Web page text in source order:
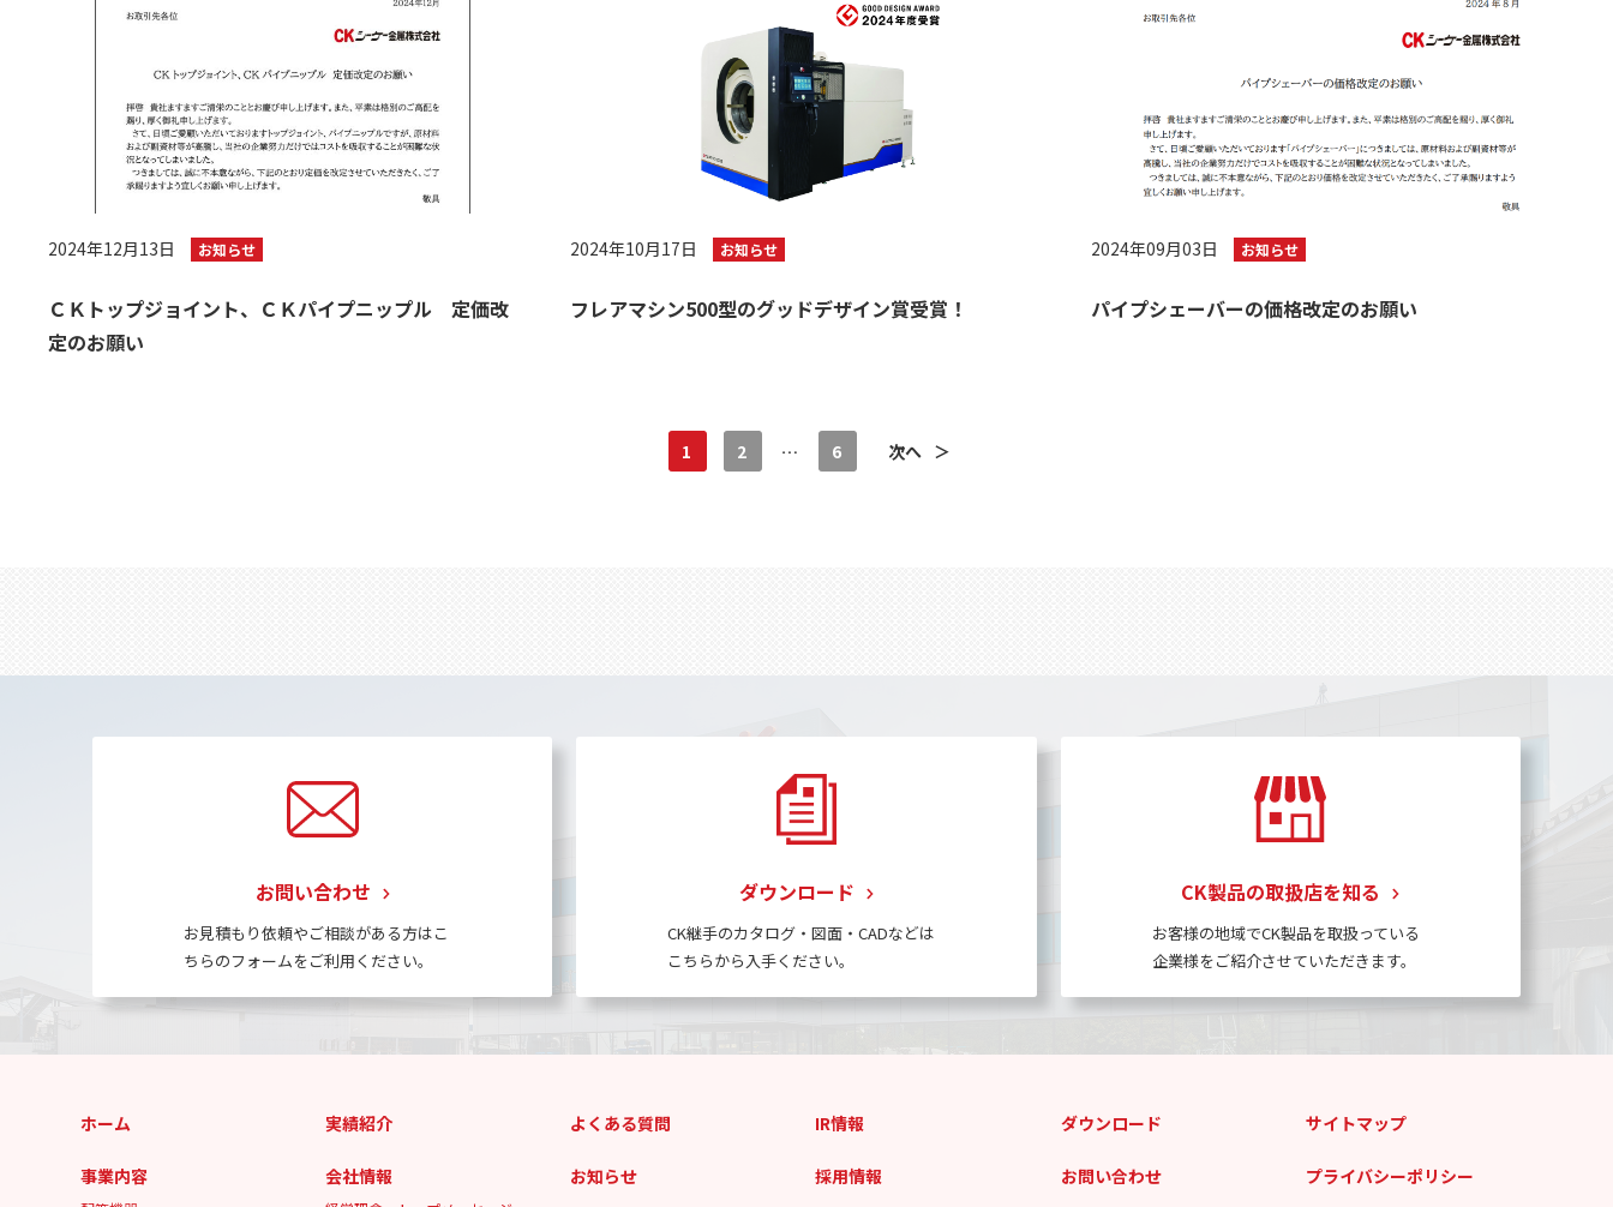
2024年12月13日 お知らせ
ＣＫトップジョイント、ＣＫパイプニップル 定価改
定のお願い
2024年10月17日 お知らせ
フレアマシン500型のグッドデザイン賞受賞！
2024年09月03日 お知らせ
パイプシェーバーの価格改定のお願い
1 2 … 6 次へ ＞
お問い合わせ
お見積もり依頼やご相談がある方はこ
ちらのフォームをご利用ください。
ダウンロード
CK継手のカタログ・図面・CADなどは
こちらから入手ください。
CK製品の取扱店を知る
お客様の地域でCK製品を取扱っている
企業様をご紹介させていただきます。
ホーム
事業内容
実績紹介
会社情報
よくある質問
お知らせ
IR情報
採用情報
ダウンロード
お問い合わせ
サイトマップ
プライバシーポリシー